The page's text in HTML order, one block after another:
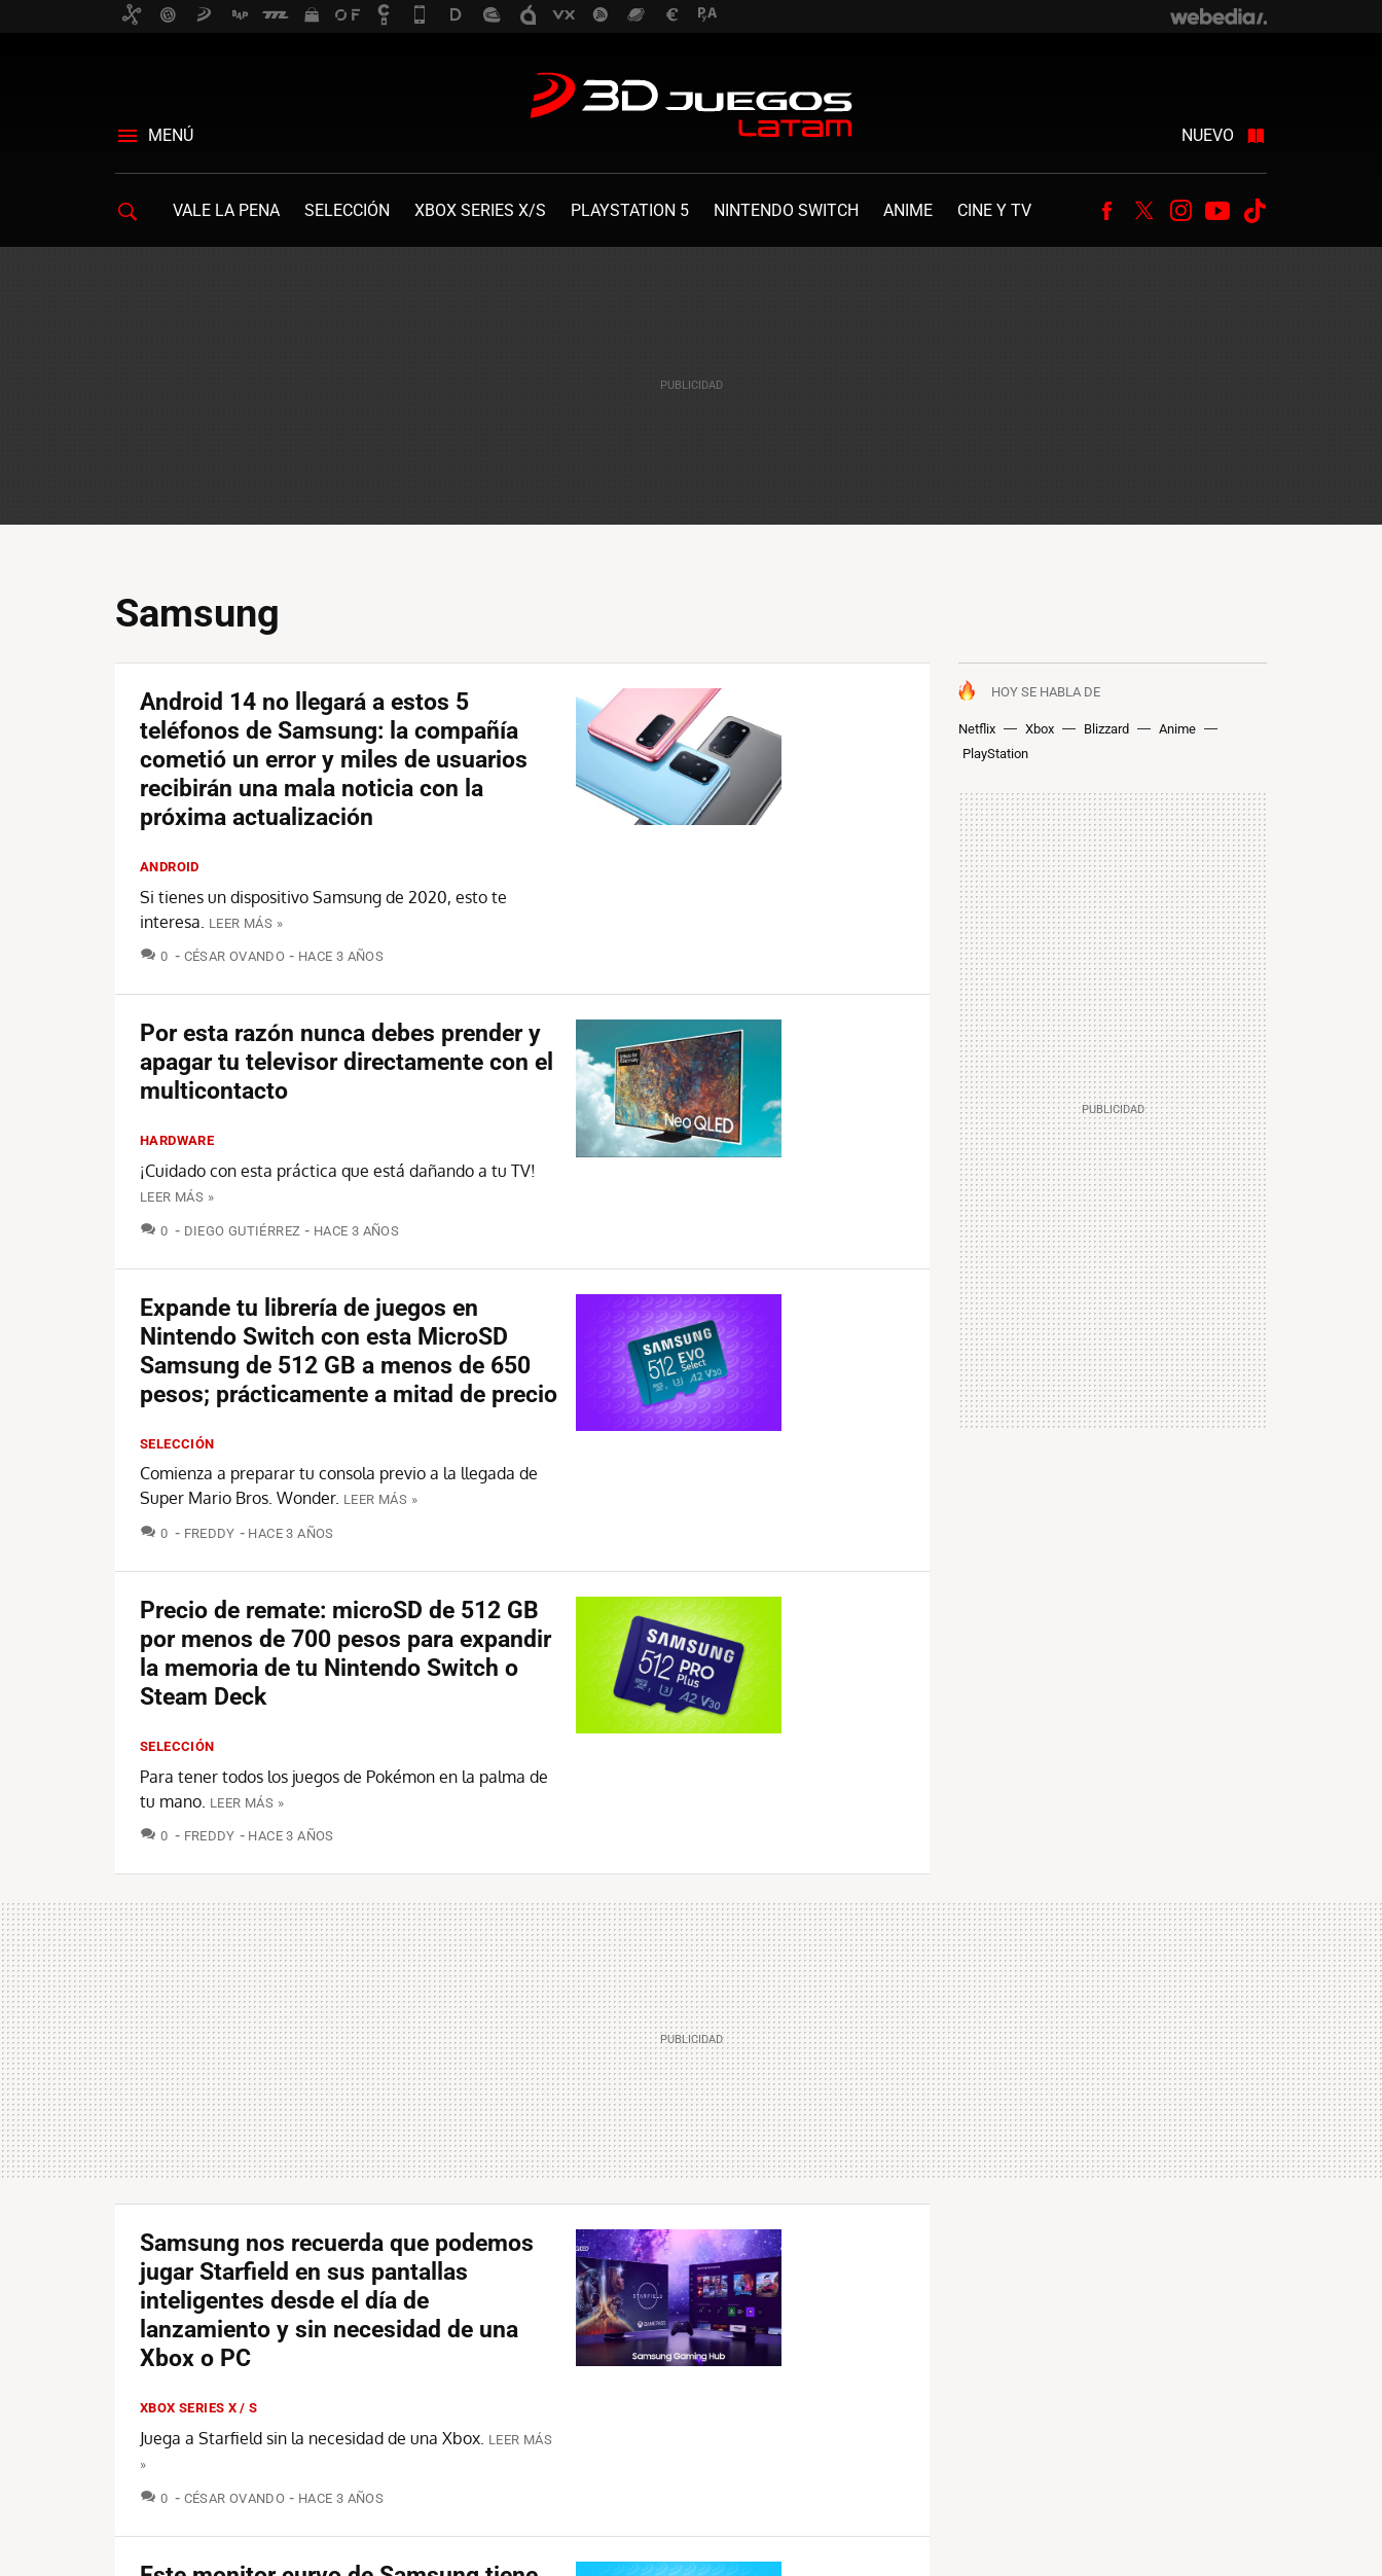
MENÚ NUEVO
VALE LA PENA SELECCIÓN XBOX SERIES X/S PLAYSTATION 5 NINTENDO SWITCH ANIME CINE Y TV Facebook
TwitterInstagram
Youtube
Samsung
HOY SE HABLA DE
Netflix Xbox Blizzard
Anime
PlayStation
Android 14 no llegará a estos 5
teléfonos de Samsung: la compañía
cometió un error y miles de usuarios
recibirán una mala noticia con la
próxima actualización
ANDROID
Si tienes un dispositivo Samsung de 2020, esto te
interesa.
LEER MÁS »
0 COMENTARIOS
CÉSAR OVANDO HACE 3 AÑOS
Por esta razón nunca debes prender y
apagar tu televisor directamente con el
multicontacto
HARDWARE
¡Cuidado con esta práctica que está dañando a tu TV!
LEER MÁS »
0 COMENTARIOS
DIEGO GUTIÉRREZ HACE 3 AÑOS
Expande tu librería de juegos en
Nintendo Switch con esta MicroSD
Samsung de 512 GB a menos de 650
pesos; prácticamente a mitad de precio
SELECCIÓN
Comienza a preparar tu consola previo a la llegada de
Super Mario Bros. Wonder. LEER MÁS »
0 COMENTARIOS
FREDDY HACE 3 AÑOS
Precio de remate: microSD de 512 GB
por menos de 700 pesos para expandir
la memoria de tu Nintendo Switch o
Steam Deck
SELECCIÓN
Para tener todos los juegos de Pokémon en la palma de
tu mano. LEER MÁS »
0 COMENTARIOS
FREDDY HACE 3 AÑOS
Samsung nos recuerda que podemos
jugar Starfield en sus pantallas
inteligentes desde el día de
lanzamiento y sin necesidad de una
Xbox o PC
XBOX SERIES X / S
Juega a Starfield sin la necesidad de una Xbox. LEER MÁS
»
0 COMENTARIOS
CÉSAR OVANDO HACE 3 AÑOS